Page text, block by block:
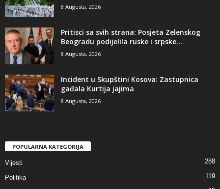
8 Augusta, 2026
​Pritisci sa svih strana: Posjeta Zelenskog
Beogradu podijelila ruske i srpske...
8 Augusta, 2026
Incident u Skupštini Kosova: Zastupnica
gađala Kurtija jajima
8 Augusta, 2026
POPULARNA KATEGORIJA
Vijesti 288
Politika 119